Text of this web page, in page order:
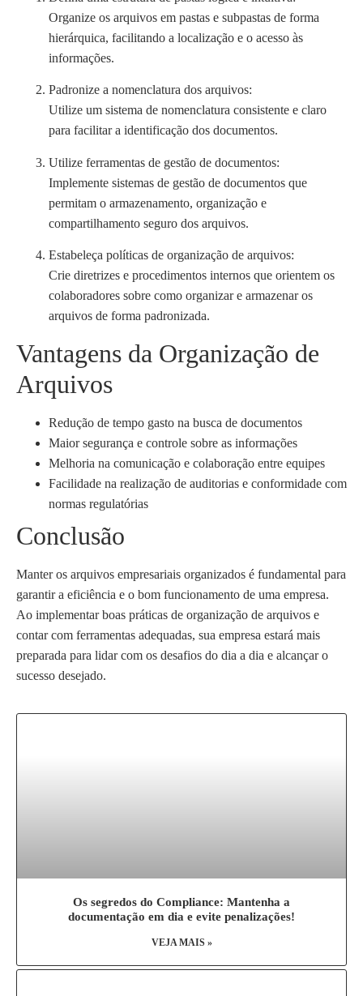
Organize os arquivos em pastas e subpastas de forma
hierárquica, facilitando a localização e o acesso às
informações.
Padronize a nomenclatura dos arquivos:
Utilize um sistema de nomenclatura consistente e claro
para facilitar a identificação dos documentos.
Utilize ferramentas de gestão de documentos:
Implemente sistemas de gestão de documentos que
permitam o armazenamento, organização e
compartilhamento seguro dos arquivos.
Estabeleça políticas de organização de arquivos:
Crie diretrizes e procedimentos internos que orientem os
colaboradores sobre como organizar e armazenar os
arquivos de forma padronizada.
Vantagens da Organização de
Arquivos
Redução de tempo gasto na busca de documentos
Maior segurança e controle sobre as informações
Melhoria na comunicação e colaboração entre equipes
Facilidade na realização de auditorias e conformidade com
normas regulatórias
Conclusão
Manter os arquivos empresariais organizados é fundamental para
garantir a eficiência e o bom funcionamento de uma empresa.
Ao implementar boas práticas de organização de arquivos e
contar com ferramentas adequadas, sua empresa estará mais
preparada para lidar com os desafios do dia a dia e alcançar o
sucesso desejado.
Os segredos do Compliance: Mantenha a
documentação em dia e evite penalizações!
VEJA MAIS »